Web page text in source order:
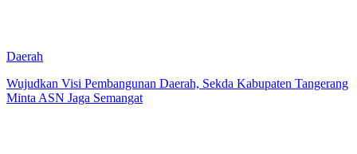
Daerah
Wujudkan Visi Pembangunan Daerah, Sekda Kabupaten Tangerang
Minta ASN Jaga Semangat